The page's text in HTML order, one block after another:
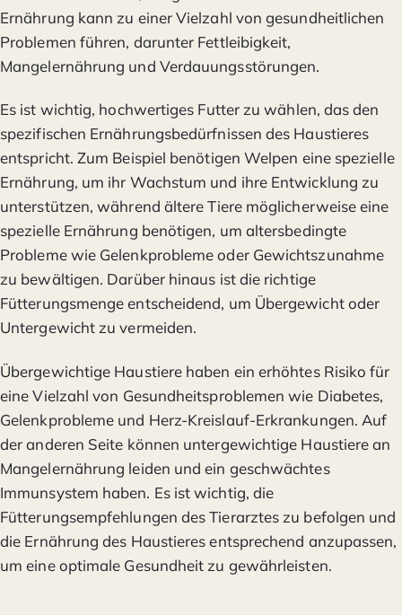
Ernährung kann zu einer Vielzahl von gesundheitlichen
Problemen führen, darunter Fettleibigkeit,
Mangelernährung und Verdauungsstörungen.
Es ist wichtig, hochwertiges Futter zu wählen, das den
spezifischen Ernährungsbedürfnissen des Haustieres
entspricht. Zum Beispiel benötigen Welpen eine spezielle
Ernährung, um ihr Wachstum und ihre Entwicklung zu
unterstützen, während ältere Tiere möglicherweise eine
spezielle Ernährung benötigen, um altersbedingte
Probleme wie Gelenkprobleme oder Gewichtszunahme
zu bewältigen. Darüber hinaus ist die richtige
Fütterungsmenge entscheidend, um Übergewicht oder
Untergewicht zu vermeiden.
Übergewichtige Haustiere haben ein erhöhtes Risiko für
eine Vielzahl von Gesundheitsproblemen wie Diabetes,
Gelenkprobleme und Herz-Kreislauf-Erkrankungen. Auf
der anderen Seite können untergewichtige Haustiere an
Mangelernährung leiden und ein geschwächtes
Immunsystem haben. Es ist wichtig, die
Fütterungsempfehlungen des Tierarztes zu befolgen und
die Ernährung des Haustieres entsprechend anzupassen,
um eine optimale Gesundheit zu gewährleisten.